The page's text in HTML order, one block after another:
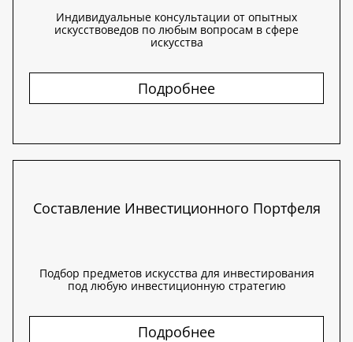
Индивидуальные консультации от опытных
искусствоведов по любым вопросам в сфере
искусства
Подробнее
Составление Инвестиционного Портфеля
Подбор предметов искусства для инвестирования
под любую инвестиционную стратегию
Подробнее